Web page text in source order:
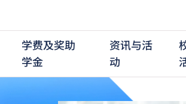
学费及奖助
学金
资讯与活
动